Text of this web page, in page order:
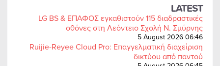
LATEST
LG BS & ΕΠΑΦΟΣ εγκαθιστούν 115 διαδραστικές
οθόνες στη Λεόντειο Σχολή Ν. Σμύρνης
5 August 2026 06:46
Ruijie-Reyee Cloud Pro: Επαγγελματική διαχείριση
δικτύου από παντού